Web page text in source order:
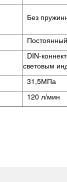
Без
DIN-
световым
31,5МПа
120 л/мин